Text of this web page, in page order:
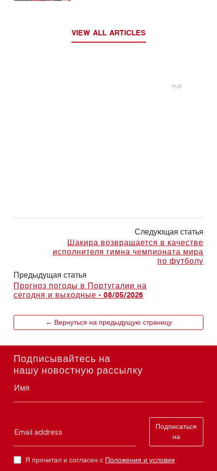
VIEW ALL ARTICLES
Следующая статья
Шакира возвращается в качестве
исполнителя гимна чемпионата мира
по футболу
Предыдущая статья
Прогноз погоды в Португалии на
сегодня и выходные - 08/05/2026
← Вернуться на предыдущую страницу
Подписывайтесь на
нашу новостную рассылку
Имя
Email address
Подписаться
на
Я прочитал и согласен с Положения и условия